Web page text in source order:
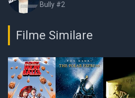
Bully #2
Filme Similare